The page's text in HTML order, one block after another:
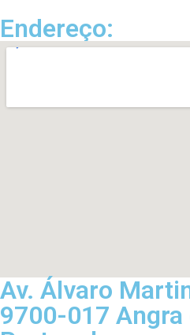
Endereço:
Av. Álvaro
9700-017